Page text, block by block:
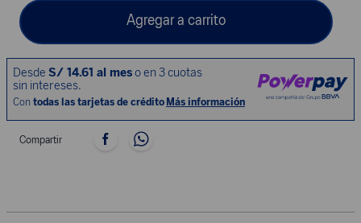
Agregar a carrito
Compartir